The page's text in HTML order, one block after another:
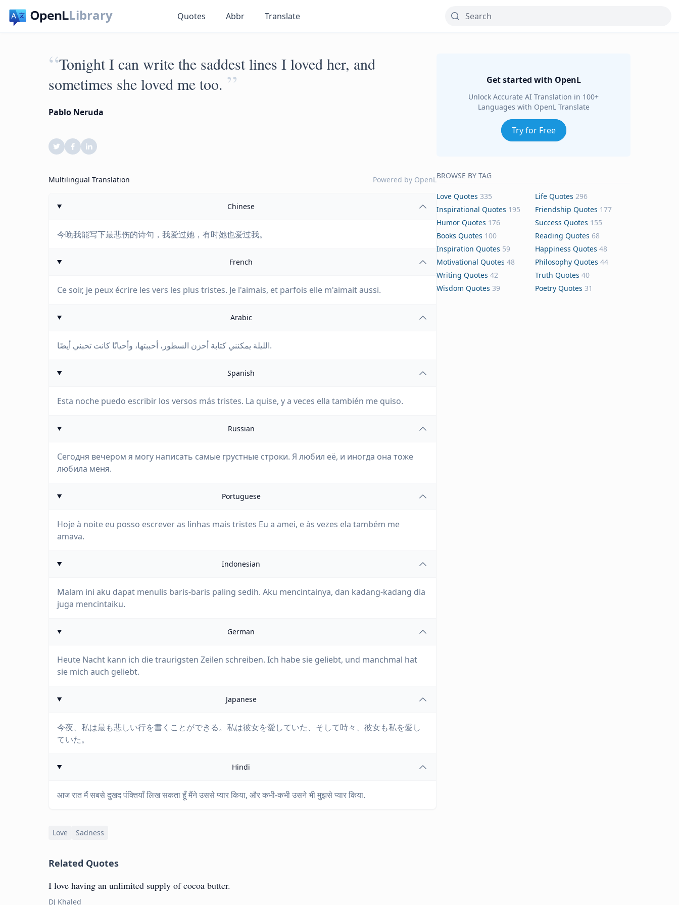
Library Quotes Abbr Translate
“Tonight I can write the saddest lines I loved her, and
sometimes she loved me too. ”
Pablo Neruda
Multilingual Translation Powered by OpenL
Chinese
今晚我能写下最悲伤的诗句，我爱过她，有时她也爱过我。
French
Ce soir, je peux écrire les vers les plus tristes. Je l'aimais, et parfois elle m'aimait aussi.
Arabic
الليلة يمكنني كتابة أحزن السطور، أحببتها، وأحيانًا كانت تحبني أيضًا.
Spanish
Esta noche puedo escribir los versos más tristes. La quise, y a veces ella también me quiso.
Russian
Сегодня вечером я могу написать самые грустные строки. Я любил её, и иногда она тоже
любила меня.
Portuguese
Hoje à noite eu posso escrever as linhas mais tristes Eu a amei, e às vezes ela também me
amava.
Indonesian
Malam ini aku dapat menulis baris-baris paling sedih. Aku mencintainya, dan kadang-kadang dia
juga mencintaiku.
German
Heute Nacht kann ich die traurigsten Zeilen schreiben. Ich habe sie geliebt, und manchmal hat
sie mich auch geliebt.
Japanese
今夜、私は最も悲しい行を書くことができる。私は彼女を愛していた、そして時々、彼女も私を愛し
ていた。
Hindi
आज रात मैं सबसे दुखद पंक्तियाँ लिख सकता हूँ मैंने उससे प्यार किया, और कभी-कभी उसने भी मुझसे प्यार किया.
Love Sadness
Related Quotes
I love having an unlimited supply of cocoa butter.
DJ Khaled
Get started with OpenL
Unlock Accurate AI Translation in 100+
Languages with OpenL Translate
Try for Free
BROWSE BY TAG
Love Quotes 335 Life Quotes 296
Inspirational Quotes 195 Friendship Quotes 177
Humor Quotes 176 Success Quotes 155
Books Quotes 100 Reading Quotes 68
Inspiration Quotes 59 Happiness Quotes 48
Motivational Quotes 48 Philosophy Quotes 44
Writing Quotes 42 Truth Quotes 40
Wisdom Quotes 39 Poetry Quotes 31